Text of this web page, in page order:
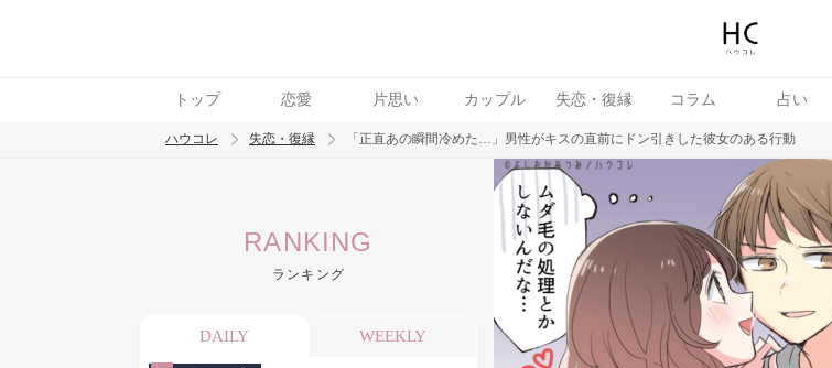
トップ 恋愛 片思い カップル 失恋・復縁 コラム 占い
トレンド ワード
ハウコレ 失恋・復縁 「正直あの瞬間冷めた…」男性がキスの直前にドン引きした彼女のある行動
RANKING
ランキング
DAILY WEEKLY